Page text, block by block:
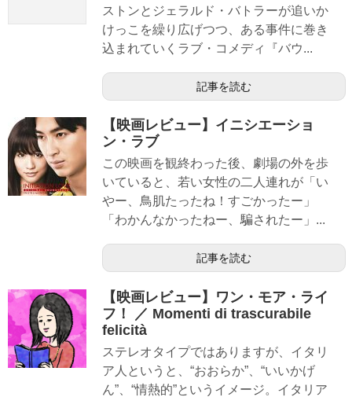
ストンとジェラルド・バトラーが追いか
けっこを繰り広げつつ、ある事件に巻き
込まれていくラブ・コメディ『バウ...
記事を読む
【映画レビュー】イニシエーショ
ン・ラブ
この映画を観終わった後、劇場の外を歩
いていると、若い女性の二人連れが「い
やー、鳥肌たったね！すごかったー」
「わかんなかったねー、騙されたー」...
記事を読む
【映画レビュー】ワン・モア・ライ
フ！ ／ Momenti di trascurabile
felicità
ステレオタイプではありますが、イタリ
ア人というと、“おおらか”、“いいかげ
ん”、“情熱的”というイメージ。イタリア